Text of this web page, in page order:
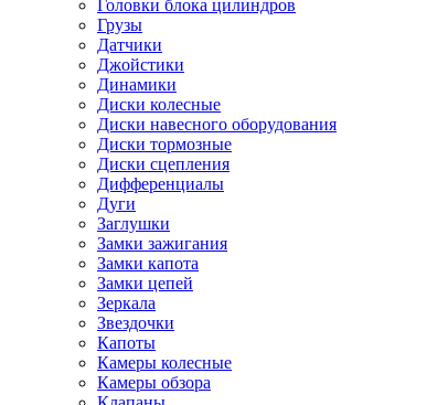
Головки блока цилиндров
Грузы
Датчики
Джойстики
Динамики
Диски колесные
Диски навесного оборудования
Диски тормозные
Диски сцепления
Дифференциалы
Дуги
Заглушки
Замки зажигания
Замки капота
Замки цепей
Зеркала
Звездочки
Капоты
Камеры колесные
Камеры обзора